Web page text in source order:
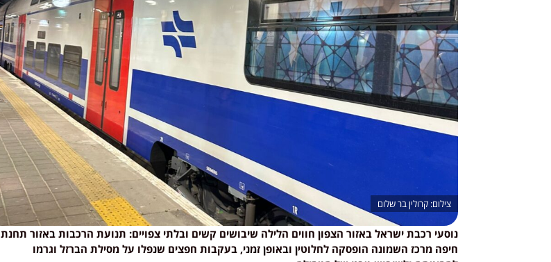
קרולין בר שלום
נוסעי רכבת ישראל באזור הצפון חווים הלילה שיבושים קשים ובלתי צפויים: תנועת הרכבות באזור תחנת
חיפה מרכז השמונה הופסקה לחלוטין ובאופן זמני, בעקבות חפצים שנפלו על מסילת הברזל וגרמו